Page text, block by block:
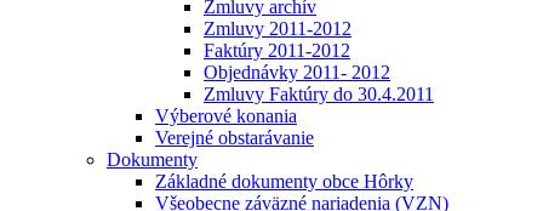
Zmluvy archív
Zmluvy 2011-2012
Faktúry 2011-2012
Objednávky 2011- 2012
Zmluvy Faktúry do 30.4.2011
Výberové konania
Verejné obstarávanie
Dokumenty
Základné dokumenty obce Hôrky
Všeobecne záväzné nariadenia (VZN)